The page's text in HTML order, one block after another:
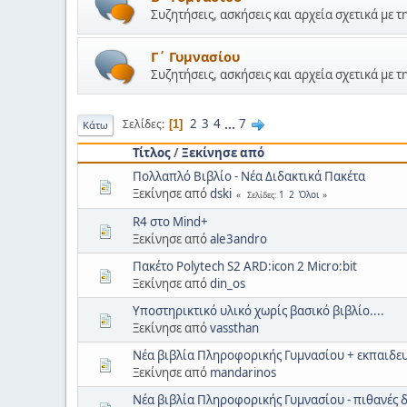
Συζητήσεις, ασκήσεις και αρχεία σχετικά με
Γ΄ Γυμνασίου
Συζητήσεις, ασκήσεις και αρχεία σχετικά με
Κάτω Σελίδες 1 2 3 4 ... 7
Τίτλος/Ξεκίνησε από
Πολλαπλό Βιβλίο - Νέα Διδακτικά Πακέτα
Ξεκίνησε απόdski Σελίδες 1 2 Όλοι
R4 στο Mind+
Ξεκίνησε απόale3andro
Πακέτο Polytech S2 ARD:icon 2 Micro:bit
Ξεκίνησε απόdin_os
Υποστηρικτικό υλικό χωρίς βασικό βιβλίο....
Ξεκίνησε απόvassthan
Νέα βιβλία Πληροφορικής Γυμνασίου +
Ξεκίνησε από mandarinos
Νέα βιβλία Πληροφορικής Γυμνασίου - πιθανές